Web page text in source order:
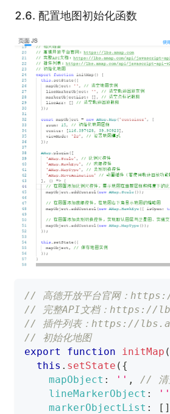
2.6. 配置地图初始化函数
// 高德开放平台官网：
// 完整API文档：https://
// 插件列表：https://
// 初始化地图
export
function initMap (
this . setState ( {
mapObject : '' ,
// 清
lineMarkerObject : ''
markerObjectList : [ ]